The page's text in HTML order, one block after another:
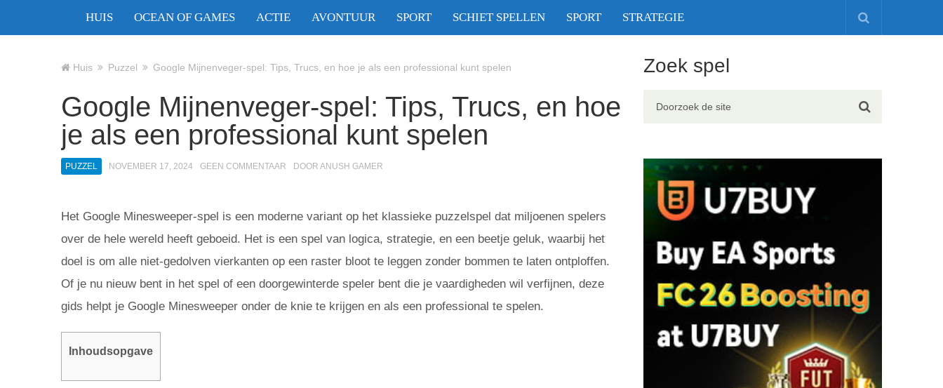
HUIS OCEAN OF GAMES ACTIE AVONTUUR SPORT SCHIET SPELLEN SPORT STRATEGIE
Huis Puzzel Google Mijnenveger-spel: Tips, Trucs, en hoe je als een professional kunt spelen
Google Mijnenveger-spel: Tips, Trucs, en hoe
je als een professional kunt spelen
PUZZEL NOVEMBER 17, 2024 GEEN COMMENTAAR DOOR ANUSH GAMER
Het Google Minesweeper-spel is een moderne variant op het klassieke puzzelspel dat miljoenen spelers
over de hele wereld heeft geboeid. Het is een spel van logica, strategie, en een beetje geluk, waarbij het
doel is om alle niet-gedolven vierkanten op een raster bloot te leggen zonder bommen te laten ontploffen.
Of je nu nieuw bent in het spel of een doorgewinterde speler bent die je vaardigheden wil verfijnen, deze
gids helpt je Google Minesweeper onder de knie te krijgen en als een professional te spelen.
Inhoudsopgave
Zoek spel